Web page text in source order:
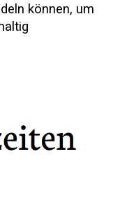
können, um